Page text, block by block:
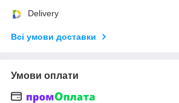
Delivery
Всі умови доставки
Умови оплати